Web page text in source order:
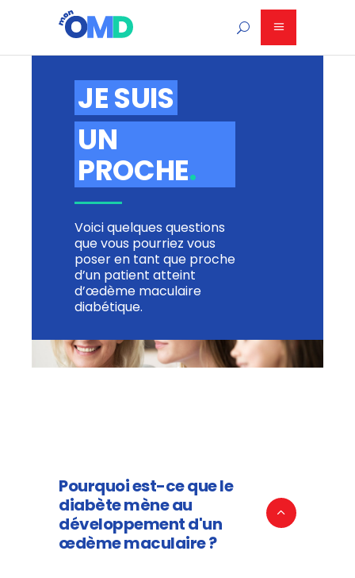
JE SUIS
UN
PROCHE.
Voici quelques questions
que vous pourriez vous
poser en tant que proche
d’un patient atteint
d’œdème maculaire
diabétique.
Pourquoi est-ce que le
diabète mène au
développement d'un
œdème maculaire ?